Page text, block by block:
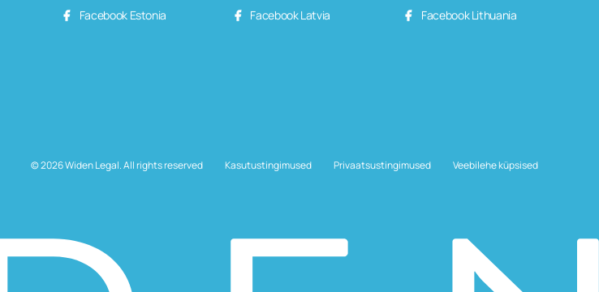
Facebook Estonia
Facebook Latvia
Facebook Lithuania
© 2026 Widen Legal. All rights reserved Kasutustingimused Privaatsustingimused Veebilehe küpsised